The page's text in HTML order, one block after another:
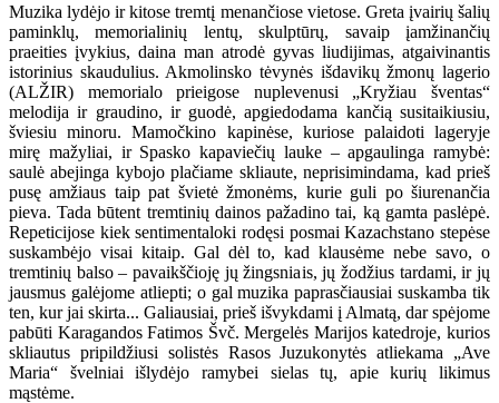
Muzika lydėjo ir kitose tremtį menančiose vietose. Greta įvairių šalių
paminklų, memorialinių lentų, skulptūrų, savaip įamžinančių
praeities įvykius, daina man atrodė gyvas liudijimas, atgaivinantis
istorinius skaudulius. Akmolinsko tėvynės išdavikų žmonų lagerio
(ALŽIR) memorialo prieigose nuplevenusi „Kryžiau šventas“
melodija ir graudino, ir guodė, apgiedodama kančią susitaikiusiu,
šviesiu minoru. Mamočkino kapinėse, kuriose palaidoti lageryje
mirę mažyliai, ir Spasko kapaviečių lauke – apgaulinga ramybė:
saulė abejinga kybojo plačiame skliaute, neprisimindama, kad prieš
pusę amžiaus taip pat švietė žmonėms, kurie guli po šiurenančia
pieva. Tada būtent tremtinių dainos pažadino tai, ką gamta paslėpė.
Repeticijose kiek sentimentaloki rodęsi posmai Kazachstano stepėse
suskambėjo visai kitaip. Gal dėl to, kad klausėme nebe savo, o
tremtinių balso – pavaikščioję jų žingsniais, jų žodžius tardami, ir jų
jausmus galėjome atliepti; o gal muzika paprasčiausiai suskamba tik
ten, kur jai skirta... Galiausiai, prieš išvykdami į Almatą, dar spėjome
pabūti Karagandos Fatimos Švč. Mergelės Marijos katedroje, kurios
skliautus pripildžiusi solistės Rasos Juzukonytės atliekama „Ave
Maria“ švelniai išlydėjo ramybei sielas tų, apie kurių likimus
mąstėme.